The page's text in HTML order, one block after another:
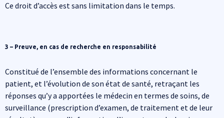
Ce droit d’accès est sans limitation dans le temps.
3 – Preuve, en cas de recherche en responsabilité
Constitué de l’ensemble des informations concernant le
patient, et l’évolution de son état de santé, retraçant les
réponses qu’y a apportées le médecin en termes de soins, de
surveillance (prescription d’examen, de traitement et de leur